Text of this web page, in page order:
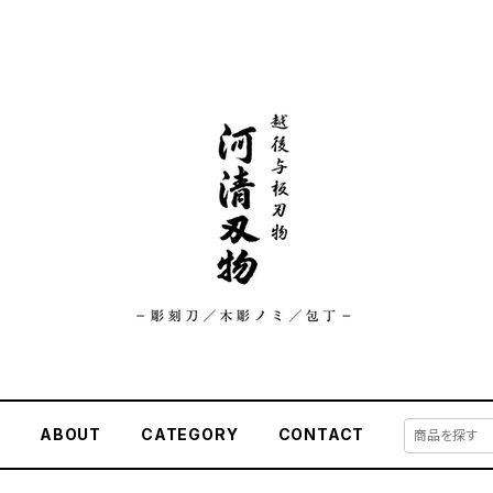
ABOUT CATEGORY CONTACT